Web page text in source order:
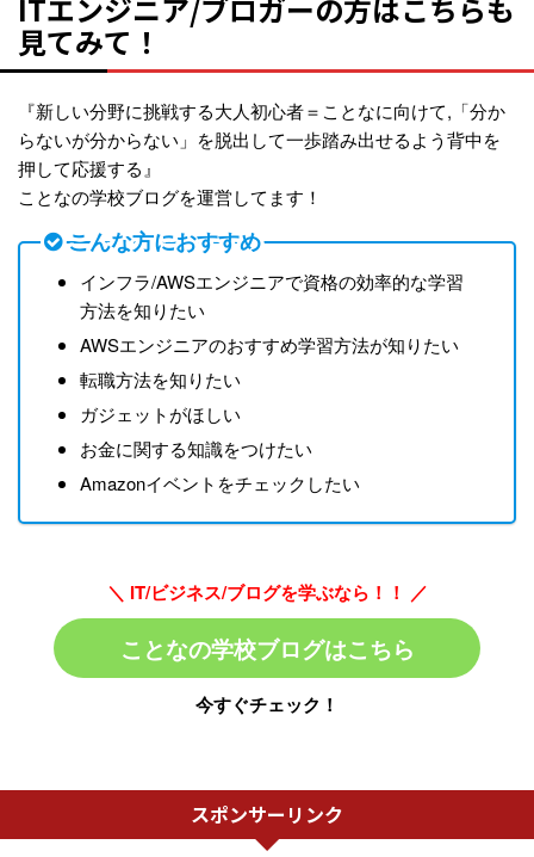
ITエンジニア/ブロガーの方はこちらも
見てみて！
『新しい分野に挑戦する大人初心者＝ことなに向けて,「分か
らないが分からない」を脱出して一歩踏み出せるよう背中を
押して応援する』
ことなの学校ブログを運営してます！
こんな方におすすめ
インフラ/AWSエンジニアで資格の効率的な学習
方法を知りたい
AWSエンジニアのおすすめ学習方法が知りたい
転職方法を知りたい
ガジェットがほしい
お金に関する知識をつけたい
Amazonイベントをチェックしたい
＼ IT/ビジネス/ブログを学ぶなら！！ ／
ことなの学校ブログはこちら
今すぐチェック！
スポンサーリンク